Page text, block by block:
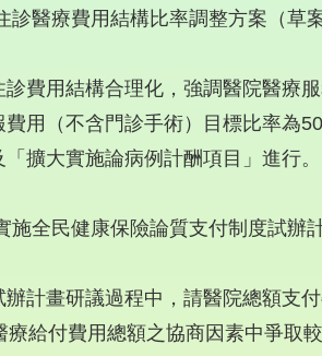
診醫療費用結構比率調整方案（草
費用結構合理化，強調醫院醫療
費用（不含門診手術）目標比率為
擴大實施論病例計酬項目」進行。
施全民健康保險論質支付制度試辦
辦計畫研議過程中，請醫院總額支
療給付費用總額之協商因素中爭取